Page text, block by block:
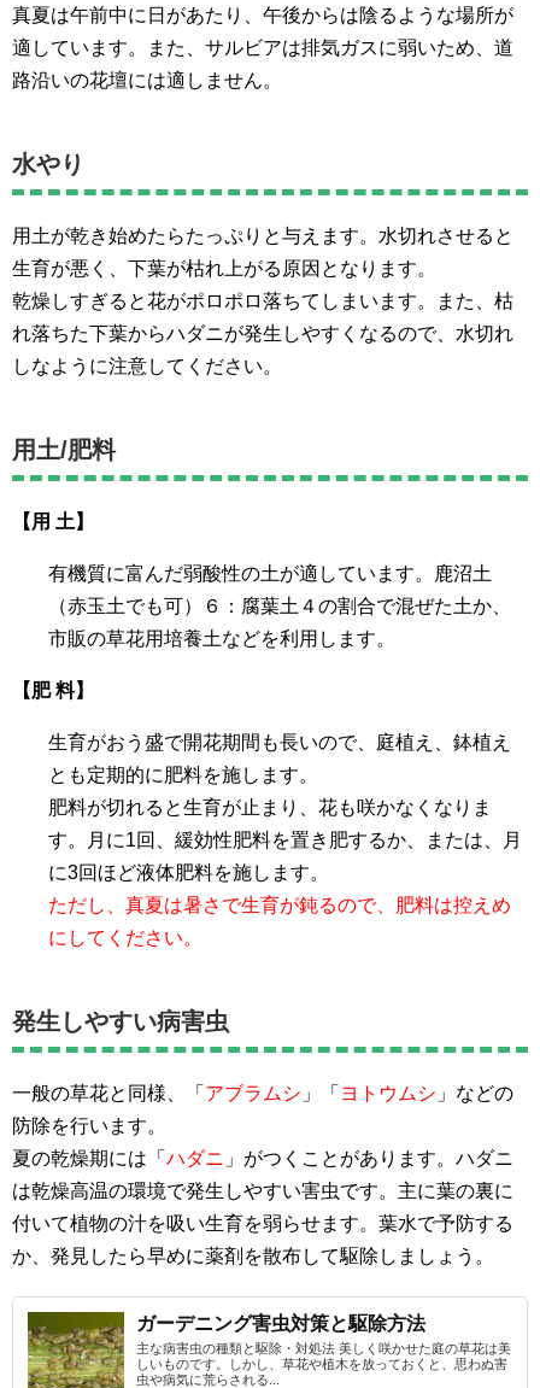
真夏は午前中に日があたり、午後からは陰るような場所が
適しています。また、サルビアは排気ガスに弱いため、道
路沿いの花壇には適しません。
水やり
用土が乾き始めたらたっぷりと与えます。水切れさせると
生育が悪く、下葉が枯れ上がる原因となります。
乾燥しすぎると花がポロポロ落ちてしまいます。また、枯
れ落ちた下葉からハダニが発生しやすくなるので、水切れ
しなように注意してください。
用土/肥料
【用 土】
有機質に富んだ弱酸性の土が適しています。鹿沼土
（赤玉土でも可）６：腐葉土４の割合で混ぜた土か、
市販の草花用培養土などを利用します。
【肥 料】
生育がおう盛で開花期間も長いので、庭植え、鉢植え
とも定期的に肥料を施します。
肥料が切れると生育が止まり、花も咲かなくなりま
す。月に1回、緩効性肥料を置き肥するか、または、月
に3回ほど液体肥料を施します。
ただし、真夏は暑さで生育が鈍るので、肥料は控えめ
にしてください。
発生しやすい病害虫
一般の草花と同様、「 アブラムシ 」「 ヨトウムシ 」などの
防除を行います。
夏の乾燥期には「 ハダニ 」がつくことがあります。ハダニ
は乾燥高温の環境で発生しやすい害虫です。主に葉の裏に
付いて植物の汁を吸い生育を弱らせます。葉水で予防する
か、発見したら早めに薬剤を散布して駆除しましょう。
ガーデニング害虫対策と駆除方法
主な病害虫の種類と駆除・対処法 美しく咲かせた庭の草花は美
しいものです。しかし、草花や植木を放っておくと、思わぬ害
虫や病気に荒らされる...